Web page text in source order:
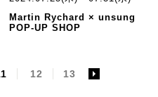
Martin Rychard × unsung
POP-UP SHOP
12 13